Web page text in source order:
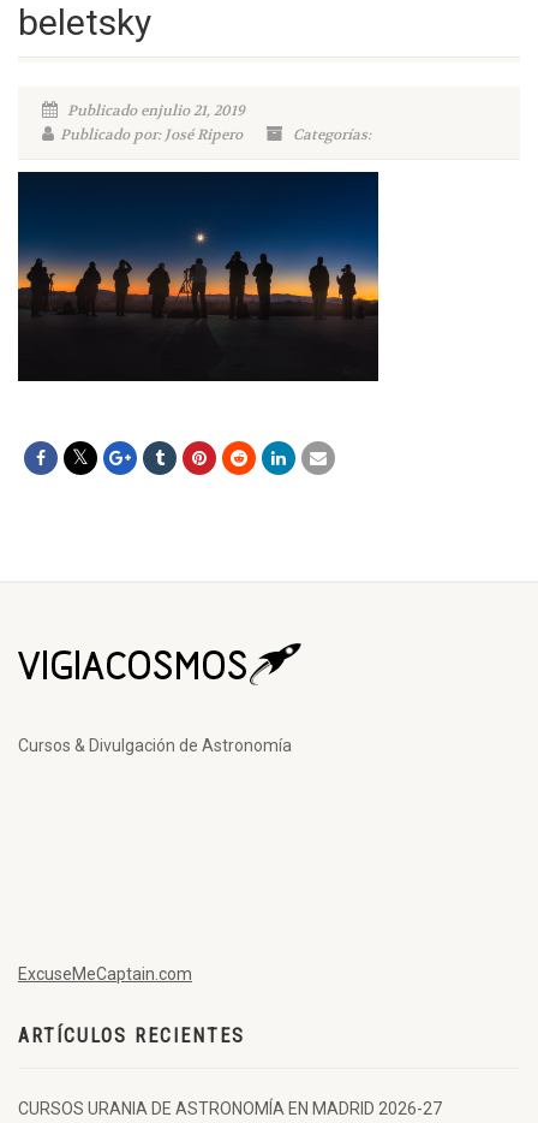
beletsky
Publicado enjulio 21, 2019
Publicado por: José Ripero
Categorías:
Cursos & Divulgación de Astronomía
ExcuseMeCaptain.com
ARTÍCULOS RECIENTES
CURSOS URANIA DE ASTRONOMÍA EN MADRID 2026-27